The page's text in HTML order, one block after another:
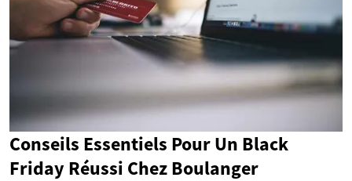
Conseils Essentiels Pour Un Black
Friday Réussi Chez Boulanger